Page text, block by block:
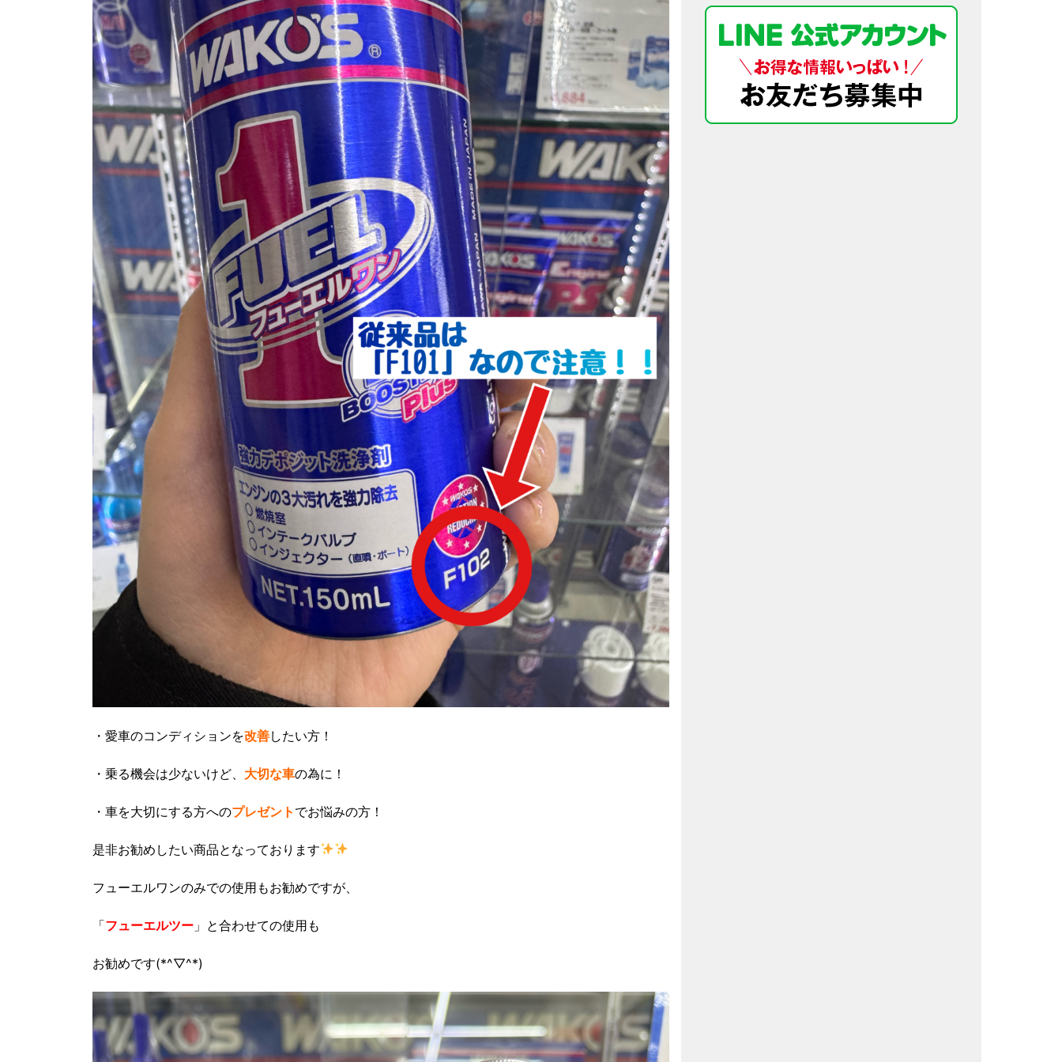
・愛車のコンディションを改善したい方！
・乗る機会は少ないけど、 大切な車の為に！
・車を大切にする方へのプレゼント でお悩みの方！
是非お勧めしたい商品となっております
フューエルワンのみでの使用もお勧めですが、
「フューエルツー 」と合わせての使用も
お勧めです(*^▽^*)